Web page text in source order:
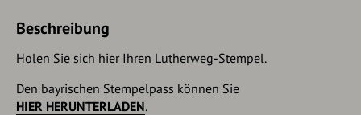
Beschreibung
Holen Sie sich hier Ihren Lutherweg-Stempel.
Den bayrischen Stempelpass können Sie
HIER HERUNTERLADEN.